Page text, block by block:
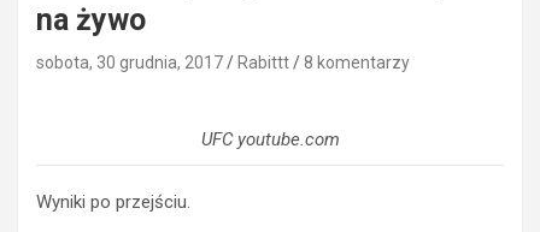
na żywo
sobota, 30 grudnia, 2017 Rabittt 8 komentarzy
UFC youtube.com
Wyniki po przejściu.